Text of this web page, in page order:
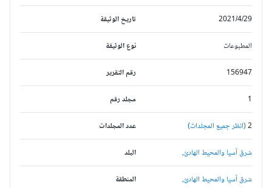
تاريخ الوثيقة
2021/4/29
نوع الوثيقة المطبوعات
رقم التقرير 156947
مجلد رقم
عدد المجلدات (انظر جميع المجلدات)
البلد شرق آسيا والمحيط الهادئ,
المنطقة شرق آسيا والمحيط الهادئ,